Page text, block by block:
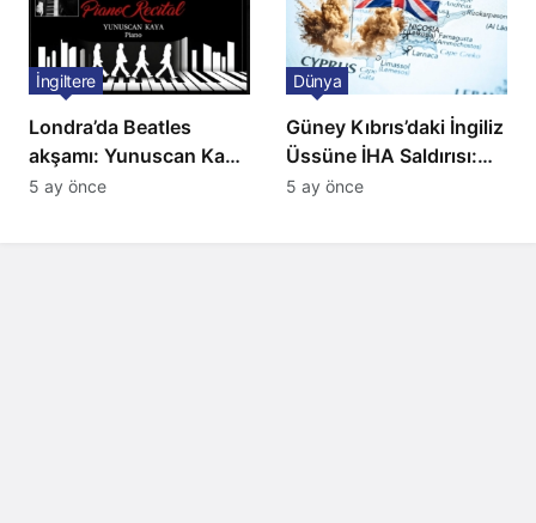
Londra’da Beatles
akşamı: Yunuscan Kaya
klasik yorumuyla
İngiltere
5 ay önce
Güney Kıbrıs’daki İngiliz
Üssüne İHA Saldırısı:
Patlama, Sirenler ve
Dünya
5 ay önce